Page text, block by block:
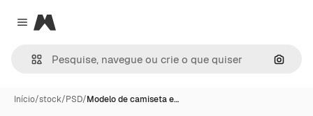
Close menu
Magnific
Início/stock/PSD/Modelo de camiseta e…